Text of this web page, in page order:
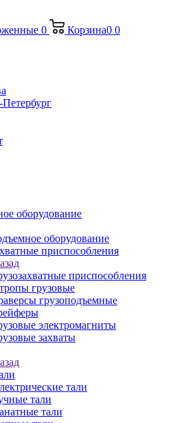
0 Корзина0 0
оборудование
оборудование
приспособления
приспособления
грузовые
грузоподъемные
электромагниты
захваты
тали
тали
тали